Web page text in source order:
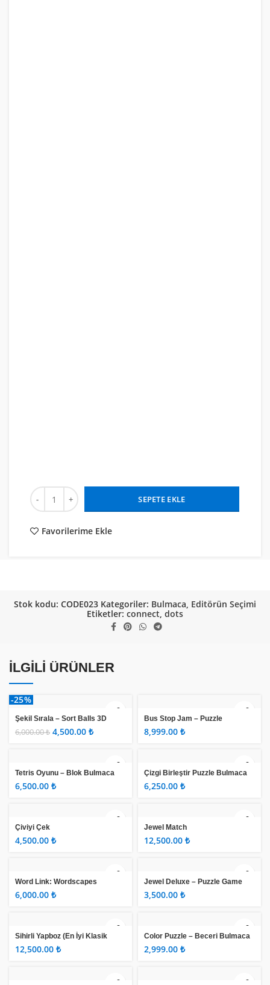
SEPETE EKLE
Favorilerime Ekle
Stok kodu: CODE023 Kategoriler: Bulmaca, Editörün Seçimi
Etiketler: connect, dots
İLGILI ÜRÜNLER
-25%
Şekil Sırala – Sort Balls 3D
6,000.00₺ 4,500.00 ₺
Bus Stop Jam – Puzzle
Template ₺
Tetris Oyunu – Blok Bulmaca
₺
Çizgi Birleştir Puzzle Bulmaca
Oyunu
₺
Çiviyi Çek
₺
Jewel Match
₺
Word Link: Wordscapes
₺
Jewel Deluxe – Puzzle Game
₺
Sihirli Yapboz (En İyi Klasik
Oyun)
₺
Color Puzzle – Beceri Bulmaca
₺